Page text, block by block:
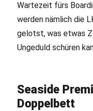
Wartezeit fürs
werden nämlich die
gelotst, was etwas
Ungeduld schüren
Seaside
Doppelbett